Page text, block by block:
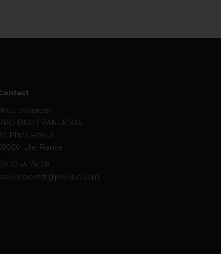
contacter
DUO FRANCE SAS
Place Rihour
Lille, France
77 55 78 78
duo.com